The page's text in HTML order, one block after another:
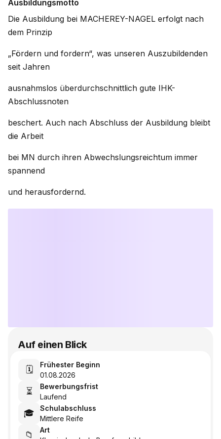
Ausbildungsmotto
Die Ausbildung bei MACHEREY-NAGEL erfolgt nach
dem Prinzip
„Fördern und fordern“, was unseren Auszubildenden
seit Jahren
ausnahmslos überdurchschnittlich gute IHK-
Abschlussnoten
beschert. Auch nach Abschluss der Ausbildung bleibt
die Arbeit
bei MN durch ihren Abwechslungsreichtum immer
spannend
und herausfordernd.
Auf einen Blick
🗓️
Frühester Beginn
01.08.2026
⏳
Bewerbungsfrist
Laufend
🎓
Schulabschluss
Mittlere Reife
📁
Art